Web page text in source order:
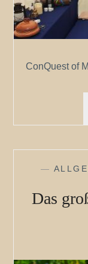
ConQuest of
—
Das